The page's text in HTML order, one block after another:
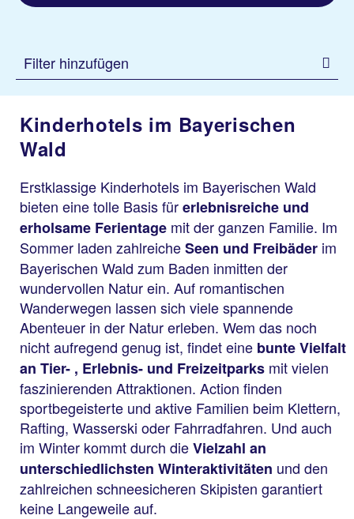
Filter hinzufügen
Kinderhotels im Bayerischen
Wald
Erstklassige Kinderhotels im Bayerischen Wald
bieten eine tolle Basis fürerlebnisreiche und
erholsame Ferientage mit der ganzen Familie. Im
Sommer laden zahlreicheSeen und Freibäder im
Bayerischen Wald zum Baden inmitten der
wundervollen Natur ein. Auf romantischen
Wanderwegen lassen sich viele spannende
Abenteuer in der Natur erleben. Wem das noch
nicht aufregend genug ist, findet eine bunte Vielfalt
an Tier- , Erlebnis- und Freizeitparks mit vielen
faszinierenden Attraktionen. Action finden
sportbegeisterte und aktive Familien beim Klettern,
Rafting, Wasserski oder Fahrradfahren. Und auch
im Winter kommt durch dieVielzahl an
unterschiedlichsten Winteraktivitäten und den
zahlreichen schneesicheren Skipisten garantiert
keine Langeweile auf.